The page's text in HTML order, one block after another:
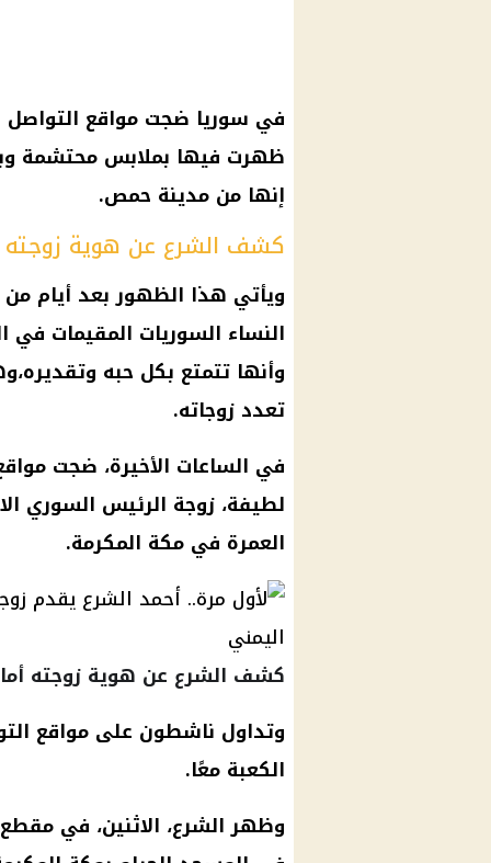
في سوريا ضجت مواقع التواصل
ظهرت فيها بملابس محتشمة
إنها من مدينة حمص.
كشف الشرع عن هوية زوجته
ويأتي هذا الظهور بعد أيام
النساء السوريات المقيمات في
وأنها تتمتع بكل حبه
تعدد زوجاته.
في الساعات الأخيرة، ضجت
لطيفة، زوجة الرئيس السوري
العمرة في مكة المكرمة.
كشف الشرع عن هوية زوجته
وتداول ناشطون على مواقع
الكعبة معًا.
وظهر الشرع، الاثنين، في